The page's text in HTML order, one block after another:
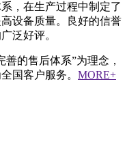
，在生产过程中制定了
设备质量。良好的信誉
泛好评。
的售后体系”为理念，
国客户服务。 MORE+